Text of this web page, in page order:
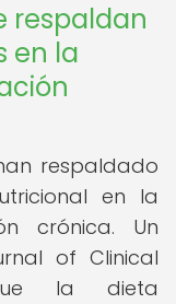
respaldan
en la
respaldado
en la
crónica. Un
of Clinical
la dieta